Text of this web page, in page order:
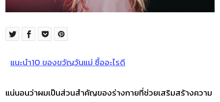
แนะนำ10 ของขวัญวันแม่ ซื้ออะไรดี
แน่นอนว่าผมเป็นส่วนสำคัญของร่างกายที่ช่วยเสริมสร้างความ